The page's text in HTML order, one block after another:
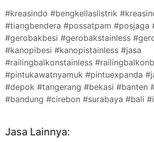
#kreasindo #bengkellaslistrik
#tiangbendera #possatpam #posjaga
#gerobakbesi #gerobakstainless
#kanopibesi #kanopistainless #jasa
#railingbalkonstainless
#pintukawatnyamuk #pintuexpanda
#depok #tangerang #bekasi #banten
#bandung #cirebon #surabaya #bali
Jasa Lainnya: